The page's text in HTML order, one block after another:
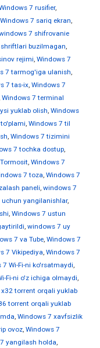
7 rusifier,
Windows 7 sariq ekran,
7 shifrovanie
buzilmagan,
rejimi, Windows 7
7 tarmog'iga ulanish,
7 tas-ix, Windows 7
Windows 7 terminal
yuklab olish, Windows
, Windows 7 til
, Windows 7 tizimini
7 tochka dostup,
, Windows 7
7 toza, Windows 7
paneli, windows 7
yangilanishlar,
, Windows 7 ustun
, windows 7 uy
7 va Tube, Windows 7
7 Vikipediya, Windows 7
7 Wi-Fi-ni ko'rsatmaydi,
Fi-ni o'z ichiga olmaydi,
torrent orqali yuklab
torrent orqali yuklab
, Windows 7 xavfsizlik
ovoz, Windows 7
yangilash holda,